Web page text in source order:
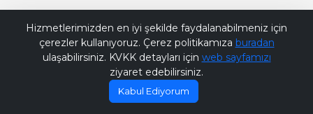
Hizmetlerimizden en iyi şekilde faydalanabilmeniz için
çerezler kullanıyoruz. Çerez politikamıza buradan
ulaşabilirsiniz. KVKK detayları için web sayfamızı
ziyaret edebilirsiniz.
Kabul Ediyorum
Bana Soru Sor | Ask Me